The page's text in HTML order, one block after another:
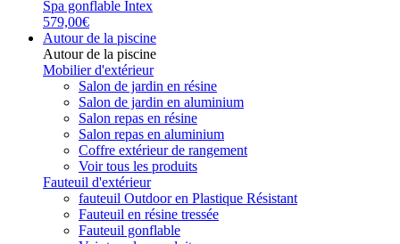
Spa gonflable Intex
579,00€
Autour de la piscine
Autour de la piscine
Mobilier d'extérieur
Salon de jardin en résine
Salon de jardin en aluminium
Salon repas en résine
Salon repas en aluminium
Coffre extérieur de rangement
Voir tous les produits
Fauteuil d'extérieur
fauteuil Outdoor en Plastique Résistant
Fauteuil en résine tressée
Fauteuil gonflable